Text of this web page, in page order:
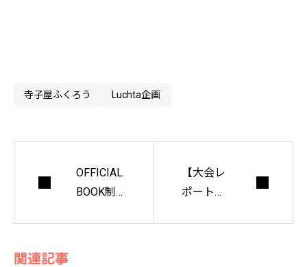
寺子屋ふくろう Luchta企画
OFFICIAL
BOOK制
【大会レ
ポート】
関連記事